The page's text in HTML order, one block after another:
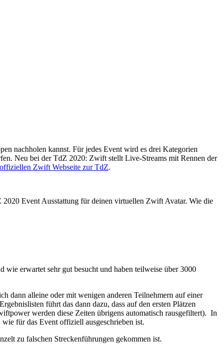
nachholen kannst. Für jedes Event wird es drei Kategorien
Neu bei der TdZ 2020: Zwift stellt Live-Streams mit Rennen der
offiziellen Zwift Webseite zur TdZ.
Event Ausstattung für deinen virtuellen Zwift Avatar. Wie die
erwartet sehr gut besucht und haben teilweise über 3000
dann alleine oder mit wenigen anderen Teilnehmern auf einer
führt das dann dazu, dass auf den ersten Plätzen
werden diese Zeiten übrigens automatisch rausgefiltert). In
für das Event offiziell ausgeschrieben ist.
zu falschen Streckenführungen gekommen ist.